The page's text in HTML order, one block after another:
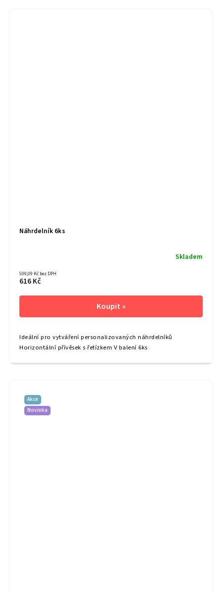
Náhrdelník 6ks
Skladem
509,09 Kč bez DPH
616 Kč
Ideální pro vytváření personalizovaných náhrdelníků
Horizontální přívěsek s řetízkem V balení 6ks
Akce
Novinka